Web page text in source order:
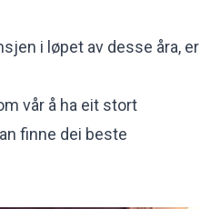
i løpet av desse åra, er
vår å ha eit stort
finne dei beste